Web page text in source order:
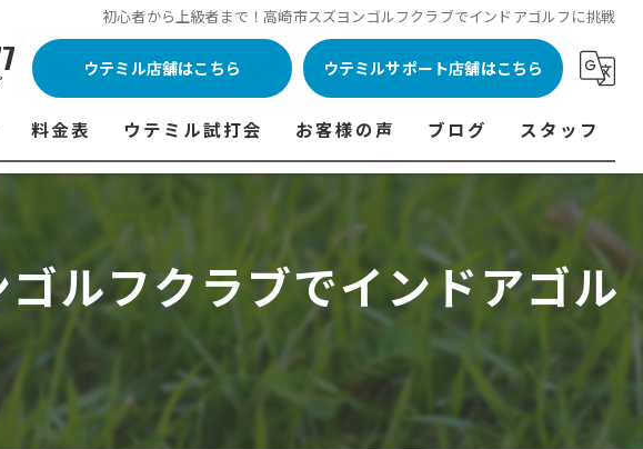
初心者から上級者まで！高崎市スズヨンゴルフクラブでインドアゴルフに挑戦
ウテミル店舗はこちら ウテミルサポート店舗はこちら
Caddy
GOLFCLUB)
料金表
浦安駅前店 料金表
市原インドアゴルフ 料金表
ウテミルスクール高崎店 料金表
サポート店舗 料金表
ウテミル試打会
ウテミル試打会とは・・・
ウテミル試打会日程
フィッテイング・試打会 商品ラインナップ一覧
よくある質問
お客様の声
フィッテイング・試打会参加者の声
ブログ スタッフ
代表あいさつ
ルフクラブでインドアゴル